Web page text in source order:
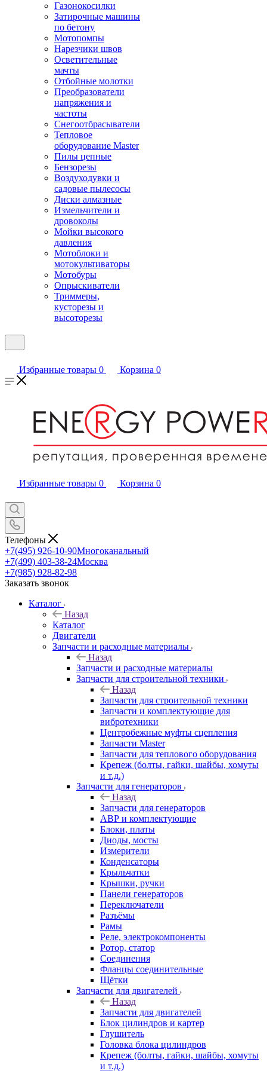
Газонокосилки
Затирочные машины
по бетону
Мотопомпы
Нарезчики швов
Осветительные
мачты
Отбойные молотки
Преобразователи
напряжения и
частоты
Снегоотбрасыватели
Тепловое
оборудование Master
Пилы цепные
Бензорезы
Воздуходувки и
садовые пылесосы
Диски алмазные
Измельчители и
дровоколы
Мойки высокого
давления
Мотоблоки и
мотокультиваторы
Мотобуры
Опрыскиватели
Триммеры,
кусторезы и
высоторезы
Избранные товары 0 Корзина 0
Избранные товары 0 Корзина 0
Телефоны
+7(495) 926-10-90Многоканальный
+7(499) 403-38-24Москва
+7(985) 928-82-98
Заказать звонок
Каталог
Назад
Каталог
Двигатели
Запчасти и расходные материалы
Назад
Запчасти и расходные материалы
Запчасти для строительной техники
Назад
Запчасти для строительной техники
Запчасти и комплектующие для
вибротехники
Центробежные муфты сцепления
Запчасти Master
Запчасти для теплового оборудования
Крепеж (болты, гайки, шайбы, хомуты
и т.д.)
Запчасти для генераторов
Назад
Запчасти для генераторов
АВР и комплектующие
Блоки, платы
Диоды, мосты
Измерители
Конденсаторы
Крыльчатки
Крышки, ручки
Панели генераторов
Переключатели
Разъёмы
Рамы
Реле, электрокомпоненты
Ротор, статор
Соединения
Фланцы соединительные
Щётки
Запчасти для двигателей
Назад
Запчасти для двигателей
Блок цилиндров и картер
Глушитель
Головка блока цилиндров
Крепеж (болты, гайки, шайбы, хомуты
и т.д.)